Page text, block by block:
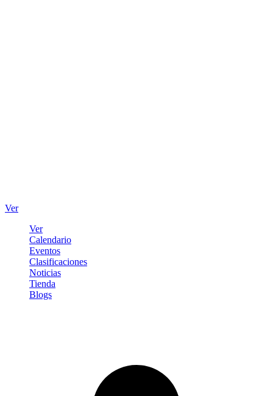
Ver
Ver
Calendario
Eventos
Clasificaciones
Noticias
Tienda
Blogs